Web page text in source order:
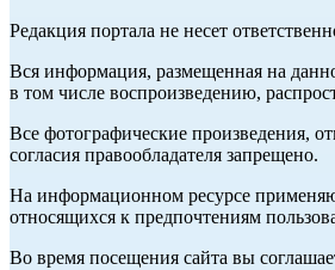
Редакция портала не несет
Вся информация, размещенная на
в том числе воспроизведению,
Все фотографические произведения,
согласия правообладателя запрещено.
На информационном ресурсе
относящихся к предпочтениям
Во время посещения сайта вы